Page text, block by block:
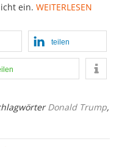
ein. WEITERLESEN
teilen
Donald Trump,